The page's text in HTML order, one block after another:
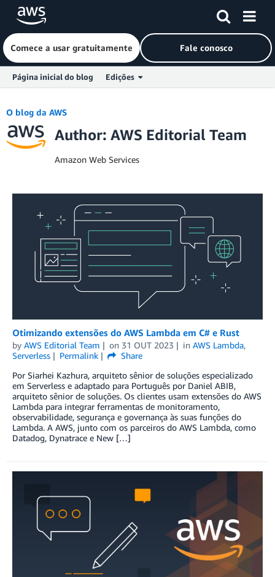
Skip to Main Content
Comece a usar gratuitamente Fale conosco
Página inicial do blog Edições
O blog da AWS
Author: AWS Editorial Team
Amazon Web Services
Otimizando extensões do AWS Lambda em C# e Rust
by AWS Editorial Team on 31 OUT 2023 in AWS Lambda,
Serverless
Permalink
Share
Por Siarhei Kazhura, arquiteto sênior de soluções especializado
em Serverless e adaptado para Português por Daniel ABIB,
arquiteto sênior de soluções. Os clientes usam extensões do AWS
Lambda para integrar ferramentas de monitoramento,
observabilidade, segurança e governança às suas funções do
Lambda. A AWS, junto com os parceiros do AWS Lambda, como
Datadog, Dynatrace e New […]